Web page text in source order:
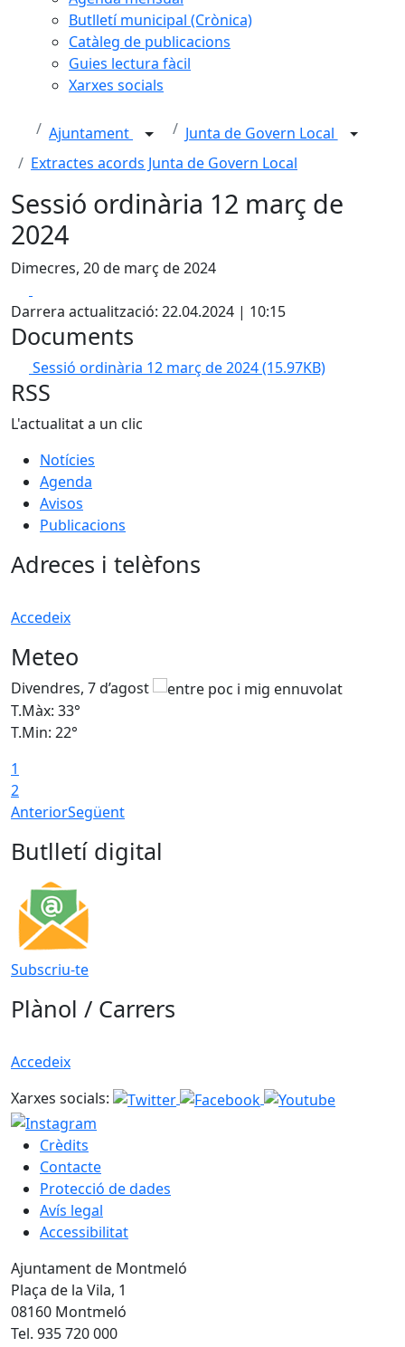
Butlletí municipal (Crònica)
Catàleg de publicacions
Guies lectura fàcil
Xarxes socials
Ajuntament
Junta de Govern Local
Extractes acords Junta de Govern Local
Sessió ordinària 12 març de
2024
Dimecres, 20 de març de 2024
Darrera actualització: 22.04.2024 | 10:15
Documents
Sessió ordinària 12 març de 2024(15.97KB)
RSS
L'actualitat a un clic
Notícies
Agenda
Avisos
Publicacions
Adreces i telèfons
Accedeix
Meteo
Divendres, 7 d’agost
T.Màx: 33°
T.Min: 22°
1
2
AnteriorSegüent
Butlletí digital
Subscriu-te
Plànol / Carrers
Accedeix
Xarxes socials:
Crèdits
Contacte
Protecció de dades
Avís legal
Accessibilitat
Ajuntament de Montmeló
Plaça de la Vila, 1
08160 Montmeló
Tel. 935 720 000